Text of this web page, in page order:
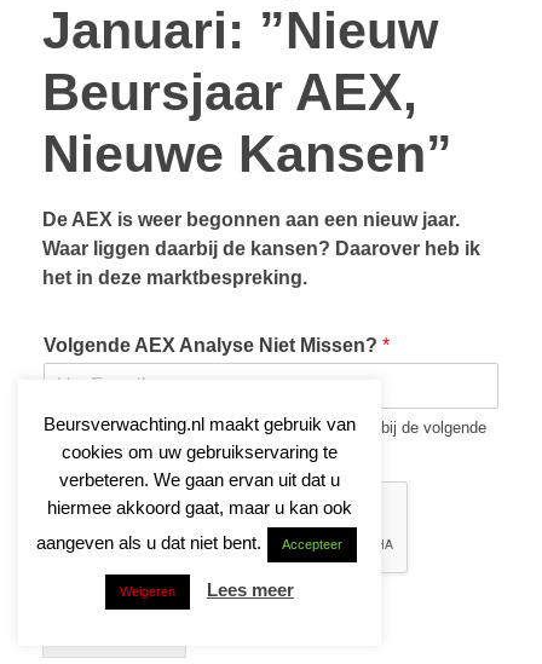
Januari: ”Nieuw
Beursjaar AEX,
Nieuwe Kansen”
De AEX is weer begonnen aan een nieuw jaar.
Waar liggen daarbij de kansen? Daarover heb ik
het in deze marktbespreking.
Volgende AEX Analyse Niet Missen? *
Vul uw e-mail adres in en ontvang direct bericht bij de volgende
AEX analyse!
Beursverwachting.nl maakt gebruik van
cookies om uw gebruikservaring te
verbeteren. We gaan ervan uit dat u
hiermee akkoord gaat, maar u kan ook
aangeven als u dat niet bent.
Accepteer
Weigeren Lees meer